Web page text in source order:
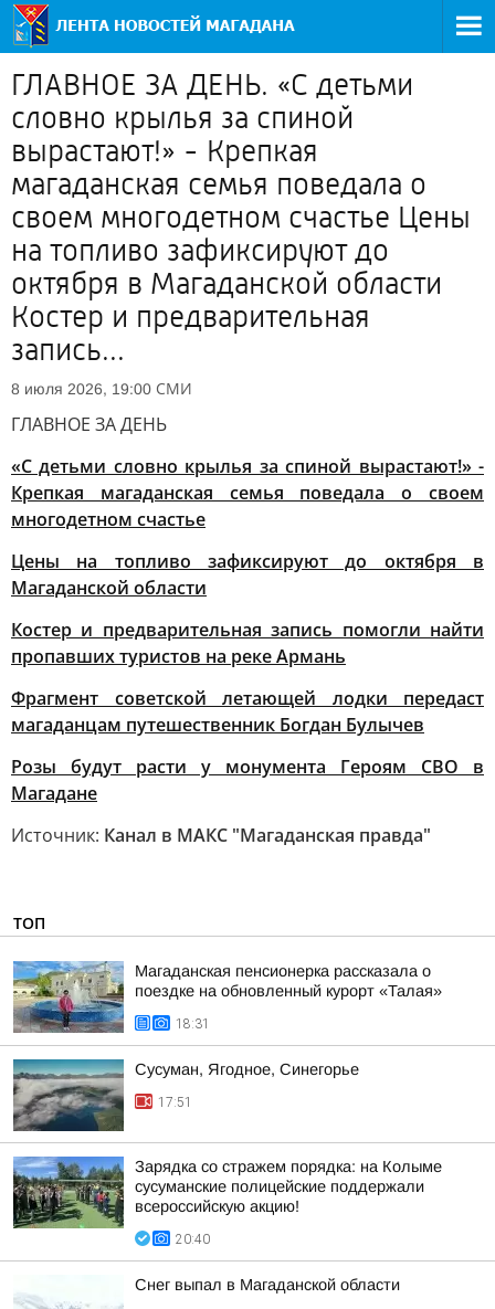
ГЛАВНОЕ ЗА ДЕНЬ. «С детьми
словно крылья за спиной
вырастают!» - Крепкая
магаданская семья поведала о
своем многодетном счастье Цены
на топливо зафиксируют до
октября в Магаданской области
Костер и предварительная
запись...
8 июля 2026, 19:00 СМИ
ГЛАВНОЕ ЗА ДЕНЬ
«С детьми словно крылья за спиной вырастают!» -
Крепкая магаданская семья поведала о своем
многодетном счастье
Цены на топливо зафиксируют до октября в
Магаданской области
Костер и предварительная запись помогли найти
пропавших туристов на реке Армань
Фрагмент советской летающей лодки передаст
магаданцам путешественник Богдан Булычев
Розы будут расти у монумента Героям СВО в
Магадане
Источник: Канал в МАКС "Магаданская правда"
ТОП
Магаданская пенсионерка рассказала о
поездке на обновленный курорт «Талая»
18:31
Сусуман, Ягодное, Синегорье
17:51
Зарядка со стражем порядка: на Колыме
сусуманские полицейские поддержали
всероссийскую акцию!
20:40
Снег выпал в Магаданской области